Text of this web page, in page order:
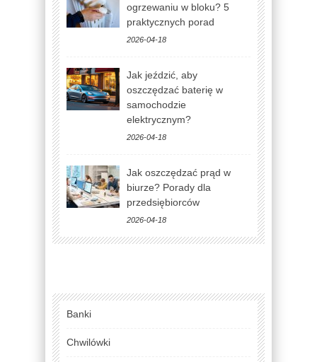
ogrzewaniu w bloku? 5
praktycznych porad
2026-04-18
Jak jeździć, aby
oszczędzać baterię w
samochodzie
elektrycznym?
2026-04-18
Jak oszczędzać prąd w
biurze? Porady dla
przedsiębiorców
2026-04-18
Banki
Chwilówki